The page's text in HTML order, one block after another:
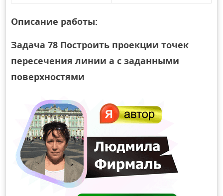
Описание работы:
Задача 78 Построить проекции точек
пересечения линии а с заданными
поверхностями